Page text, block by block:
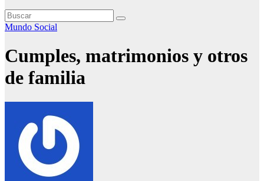
Mundo Social
Cumples, matrimonios y otros
de familia